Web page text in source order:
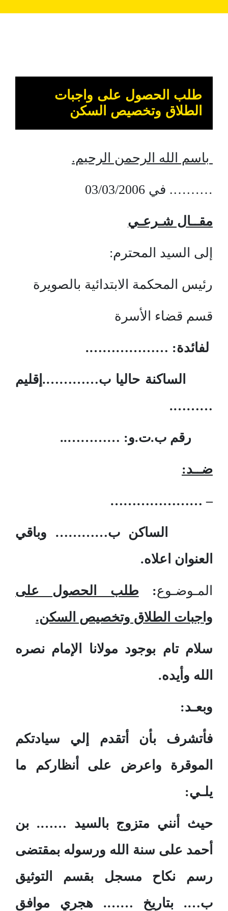
طلب الحصول على واجبات
الطلاق وتخصيص السكن
باسم الله الرحمن الرحيم.
………. في 03/03/2006
مقــال شـرعـي
إلى السيد المحترم:
رئيس المحكمة الابتدائية بالصويرة
قسم قضاء الأسرة
لفائدة: ……………….
الساكنة حاليا ب………….إقليم
……….
رقم ب.ت.و: …………..
ضــد:
– …………………
الساكن ب………… وباقي
العنوان اعلاه.
المـوضـوع: طلب الحصول على
واجبات الطلاق وتخصيص السكن.
سلام تام بوجود مولانا الإمام نصره
الله وأيده.
وبعـد:
فأتشرف بأن أتقدم إلي سيادتكم
الموقرة واعرض على أنظاركم ما
يلـي:
حيث أنني متزوج بالسيد ……. بن
أحمد على سنة الله ورسوله بمقتضى
رسم نكاح مسجل بقسم التوثيق
ب…. بتاريخ ……. هجري موافق